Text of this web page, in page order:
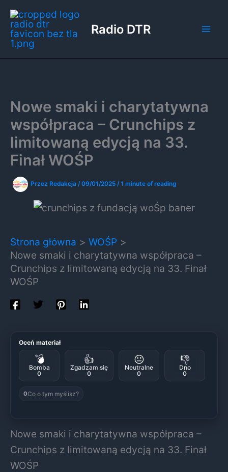
Przejdź
do
treści
Radio DTR
Nowe smaki i charytatywna
współpraca – Crunchips z
limitowaną edycją na 33.
Finał WOŚP
Przez Redakcja /09/01/2025 /1 minute of reading
Strona główna
WOŚP
Nowe smaki i charytatywna współpraca –
Crunchips z limitowaną edycją na 33. Finał
WOŚP
Oceń materiał
💣
Bomba
0
👍
Zgadzam się
0
😐
Neutralne
0
👎
Dno
0
0Co o tym myślisz?
Nowe smaki i charytatywna współpraca –
Crunchips z limitowaną edycją na 33. Finał
WOŚP